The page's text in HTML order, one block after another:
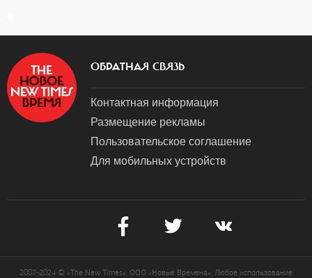
ОБРАТНАЯ СВЯЗЬ
Контактная информация
Размещение рекламы
Пользовательское соглашение
Для мобильных устройств
2007-2024 © «The New Times». ООО «Новые Времена». Любое использование